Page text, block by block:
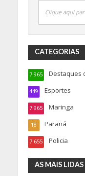
Clique aqui
CATEGORIAS
Destaques
7.965
Esportes
449
Maringa
7.965
Paraná
18
Policia
7.655
AS MAIS LIDAS